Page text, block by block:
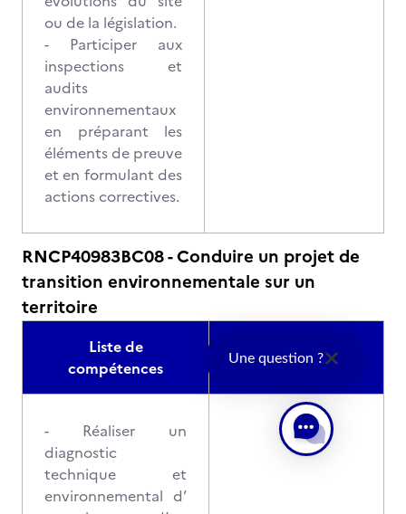
ou de la législation.
- Participer aux
inspections et
audits
environnementaux
en préparant les
éléments de preuve
et en formulant des
actions correctives.
RNCP40983BC08 - Conduire un projet de
transition environnementale sur un
territoire
Liste de
compétences
Modalités
d'évaluation
- Réaliser un
diagnostic
technique et
environnemental d’
Une question ?